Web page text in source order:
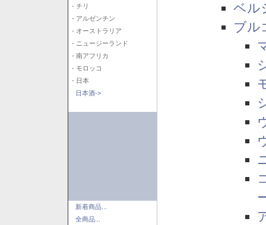
- チリ
- アルゼンチン
- オーストラリア
- ニュージーランド
- 南アフリカ
- モロッコ
- 日本
日本酒->
新着商品...
全商品...
ベル
ブル